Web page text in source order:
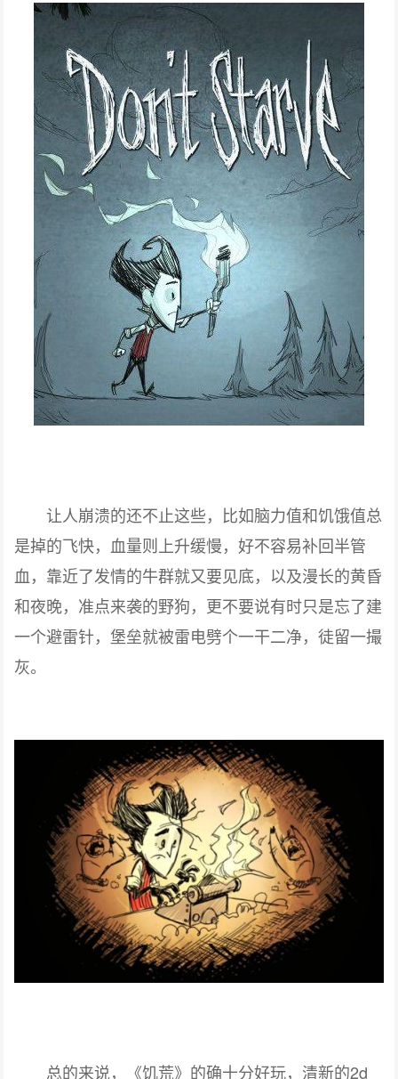
让人崩溃的还不止这些，比如脑力值和饥饿值总
是掉的飞快，血量则上升缓慢，好不容易补回半管
血，靠近了发情的牛群就又要见底，以及漫长的黄昏
和夜晚，准点来袭的野狗，更不要说有时只是忘了建
一个避雷针，堡垒就被雷电劈个一干二净，徒留一撮
灰。
总的来说，《饥荒》的确十分好玩，清新的2d